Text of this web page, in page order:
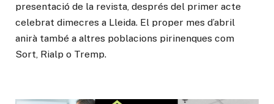
presentació de la revista, després del primer acte
celebrat dimecres a Lleida. El proper mes d’abril
anirà també a altres poblacions pirinenques com
Sort, Rialp o Tremp.